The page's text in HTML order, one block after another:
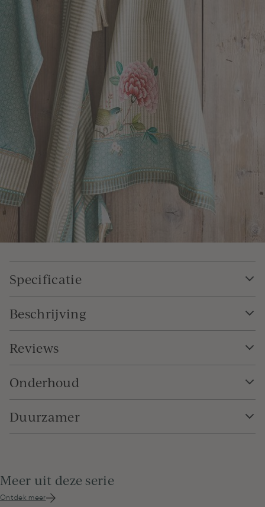
Specificatie
Beschrijving
Reviews
Onderhoud
Duurzamer
Meer uit deze serie
Ontdek meer